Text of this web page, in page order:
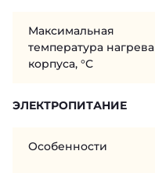
Максимальная
температура нагрева
корпуса, °С
ЭЛЕКТРОПИТАНИЕ
Особенности